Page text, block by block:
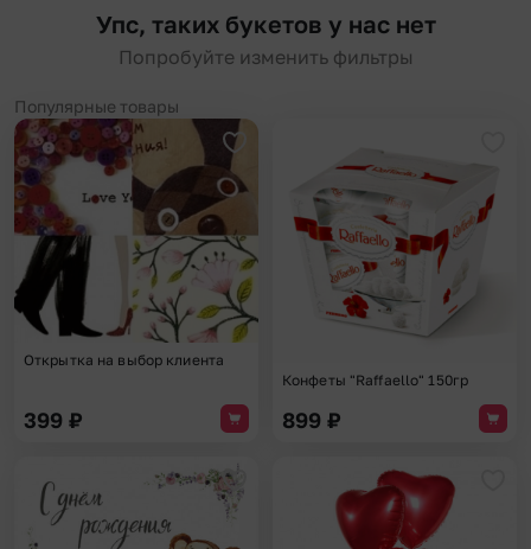
Упс, таких букетов у нас нет
Попробуйте изменить фильтры
Популярные товары
Добавить в избранное
Открытка на выбор клиента
399 ₽
Конфеты "Raffaello" 150гр
899 ₽
Добавить в избранное